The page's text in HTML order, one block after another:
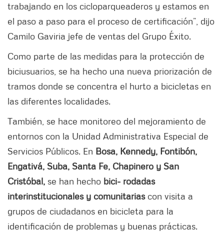
trabajando en los cicloparqueaderos y estamos en
el paso a paso para el proceso de certificación”, dijo
Camilo Gaviria jefe de ventas del Grupo Éxito.
Como parte de las medidas para la protección de
biciusuarios, se ha hecho una nueva priorización de
tramos donde se concentra el hurto a bicicletas en
las diferentes localidades.
También, se hace monitoreo del mejoramiento de
entornos con la Unidad Administrativa Especial de
Servicios Públicos. En Bosa, Kennedy, Fontibón,
Engativá, Suba, Santa Fe, Chapinero y San
Cristóbal, se han hecho bici- rodadas
interinstitucionales y comunitariascon visita a
grupos de ciudadanos en bicicleta para la
identificación de problemas y buenas prácticas.